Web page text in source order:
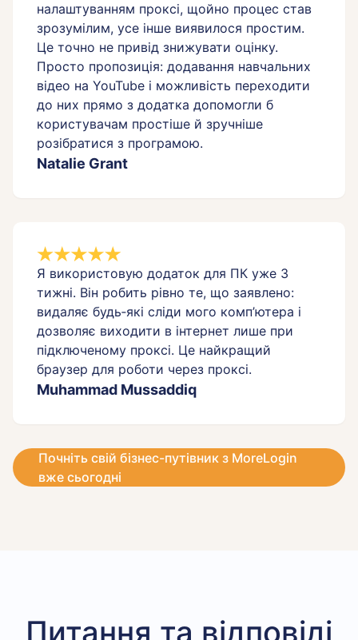
налаштуванням проксі, щойно процес став
зрозумілим, усе інше виявилося простим.
Це точно не привід знижувати оцінку.
Просто пропозиція: додавання навчальних
відео на YouTube і можливість переходити
до них прямо з додатка допомогли б
користувачам простіше й зручніше
розібратися з програмою.
Natalie Grant
Я використовую додаток для ПК уже 3
тижні. Він робить рівно те, що заявлено:
видаляє будь‑які сліди мого комп’ютера і
дозволяє виходити в інтернет лише при
підключеному проксі. Це найкращий
браузер для роботи через проксі.
Muhammad Mussaddiq
Почніть свій бізнес-путівник з MoreLogin
вже сьогодні
Питання та відповіді